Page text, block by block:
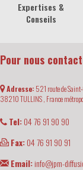
Expertises &
Conseils
Pour nous
Adresse: 521 route de
38210TULLINS , France
Tel:04 76 91 90 90
Fax:04 76 91 90 91
Email:info@jpm-